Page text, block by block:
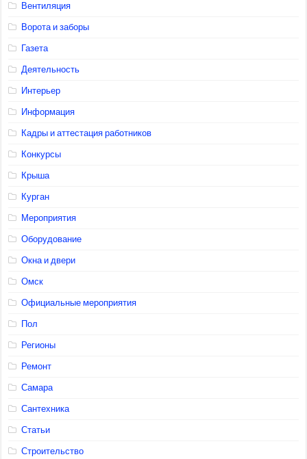
Вентиляция
Ворота и заборы
Газета
Деятельность
Интерьер
Информация
Кадры и аттестация работников
Конкурсы
Крыша
Курган
Мероприятия
Оборудование
Окна и двери
Омск
Официальные мероприятия
Пол
Регионы
Ремонт
Самара
Сантехника
Статьи
Строительство